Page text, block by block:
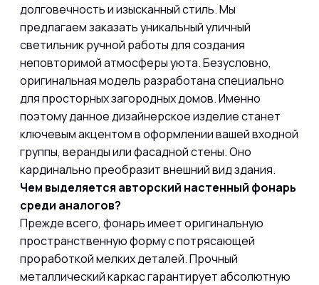
долговечность и изысканный стиль. Мы
предлагаем заказать уникальный уличный
светильник ручной работы для создания
неповторимой атмосферы уюта. Безусловно,
оригинальная модель разработана специально
для просторных загородных домов. Именно
поэтомуданное дизайнерское изделие станет
ключевым акцентом в оформлении вашей входной
группы, веранды или фасадной стены. Оно
кардинально преобразит внешний вид здания.
Чем выделяется авторский настенный фонарь
среди аналогов?
Прежде всего, фонарь имеет оригинальную
пространственную форму с потрясающей
проработкой мелких деталей. Прочный
металлический каркас гарантирует абсолютную